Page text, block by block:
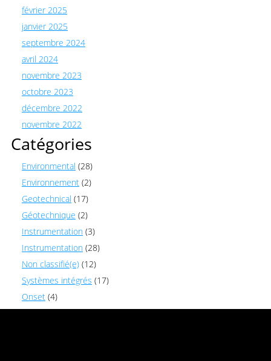
février 2025
janvier 2025
septembre 2024
avril 2024
novembre 2023
octobre 2023
décembre 2022
novembre 2022
Catégories
Environmental (28)
Environnement (2)
Geotechnical (17)
Géotechnique (2)
Instrumentation (3)
Instrumentation (28)
Non classifié(e) (12)
Systèmes intégrés (17)
Onset (4)